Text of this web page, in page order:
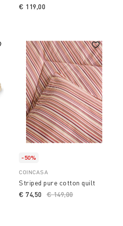
€ 119,00
-50%
COINCASA
Striped pure cotton quilt
Price reduced from
€ 149,00to
€ 74,50